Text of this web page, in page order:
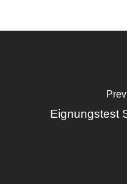
Eignungstest